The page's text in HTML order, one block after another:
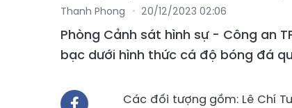
Thanh Phong 20/12/2023 02:06
Phòng Cảnh sát hình sự - Công an
bạc dưới hình thức cá độ bóng đá
Các đối tượng gồm: Lê Chí